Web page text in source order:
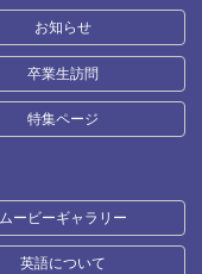
お知らせ
卒業生訪問
特集ページ
ムービーギャラリー
英語について